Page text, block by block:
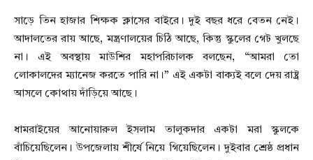
সাড়ে তিন হাজার শিক্ষক ক্লাসের বাইরে। দুই বছর ধরে বেতন নেই।
আদালতের রায় আছে, মন্ত্রণালয়ের চিঠি আছে, কিন্তু স্কুলের গেট খুলছে
না। এই অবস্থায় মাউশির মহাপরিচালক বলছেন, “আমরা তো
লোকালদের ম্যানেজ করতে পারি না।” এই একটা বাক্যই বলে দেয় রাষ্ট্র
আসলে কোথায় দাঁড়িয়ে আছে।
ধামরাইয়ের আনোয়ারুল ইসলাম তালুকদার একটা মরা স্কুলকে
বাঁচিয়েছিলেন। উপজেলায় শীর্ষে নিয়ে গিয়েছিলেন। দুইবার শ্রেষ্ঠ প্রধান